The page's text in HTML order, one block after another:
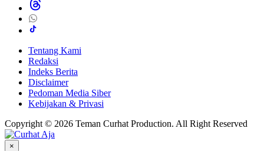
Tentang Kami
Redaksi
Indeks Berita
Disclaimer
Pedoman Media Siber
Kebijakan & Privasi
Copyright © 2026 Teman Curhat Production. All Right Reserved
×